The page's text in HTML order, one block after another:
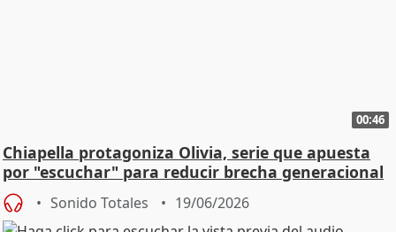
00:46
Chiapella protagoniza Olivia, serie que apuesta
por "escuchar" para reducir brecha generacional
Sonido Totales 19/06/2026